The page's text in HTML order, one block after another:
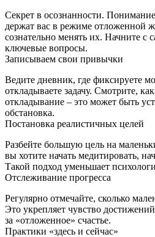
Секрет в осознанности.
держат вас в режиме отложенной
сознательно менять их. Начните с
ключевые вопросы.
Записываем свои привычки
Ведите дневник, где фиксируете
откладываете задачу. Смотрите,
откладывание – это может быть
обстановка.
Постановка реалистичных целей
Разбейте большую цель на
вы хотите начать медитировать,
Такой подход уменьшает
Отслеживание прогресса
Регулярно отмечайте, сколько
Это укрепляет чувство
за «отложенное» счастье.
Практики «здесь и сейчас»